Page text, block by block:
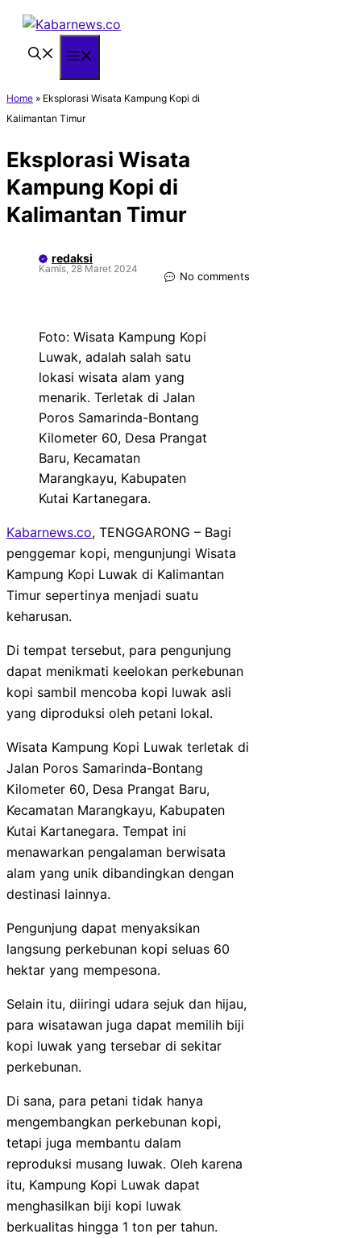
Langsung
Home » Eksplorasi Wisata Kampung Kopi di
Kalimantan Timur
Eksplorasi Wisata
Kampung Kopi di
Kalimantan Timur
redaksi
Kamis, 28 Maret 2024
No comments
Foto: Wisata Kampung Kopi
Luwak, adalah salah satu
lokasi wisata alam yang
menarik. Terletak di Jalan
Poros Samarinda-Bontang
Kilometer 60, Desa Prangat
Baru, Kecamatan
Marangkayu, Kabupaten
Kutai Kartanegara.
Kabarnews.co, TENGGARONG – Bagi
penggemar kopi, mengunjungi Wisata
Kampung Kopi Luwak di Kalimantan
Timur sepertinya menjadi suatu
keharusan.
Di tempat tersebut, para pengunjung
dapat menikmati keelokan perkebunan
kopi sambil mencoba kopi luwak asli
yang diproduksi oleh petani lokal.
Wisata Kampung Kopi Luwak terletak di
Jalan Poros Samarinda-Bontang
Kilometer 60, Desa Prangat Baru,
Kecamatan Marangkayu, Kabupaten
Kutai Kartanegara. Tempat ini
menawarkan pengalaman berwisata
alam yang unik dibandingkan dengan
destinasi lainnya.
Pengunjung dapat menyaksikan
langsung perkebunan kopi seluas 60
hektar yang mempesona.
Selain itu, diiringi udara sejuk dan hijau,
para wisatawan juga dapat memilih biji
kopi luwak yang tersebar di sekitar
perkebunan.
Di sana, para petani tidak hanya
mengembangkan perkebunan kopi,
tetapi juga membantu dalam
reproduksi musang luwak. Oleh karena
itu, Kampung Kopi Luwak dapat
menghasilkan biji kopi luwak
berkualitas hingga 1 ton per tahun.